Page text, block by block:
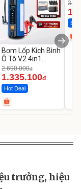
Bơm Lốp Kích Bình
Ô Tô V2 4in1
MEDICAR –
12.000mAh
2.690.000đ
1.335.100đ
Hot Deal
trưởng, hiệu